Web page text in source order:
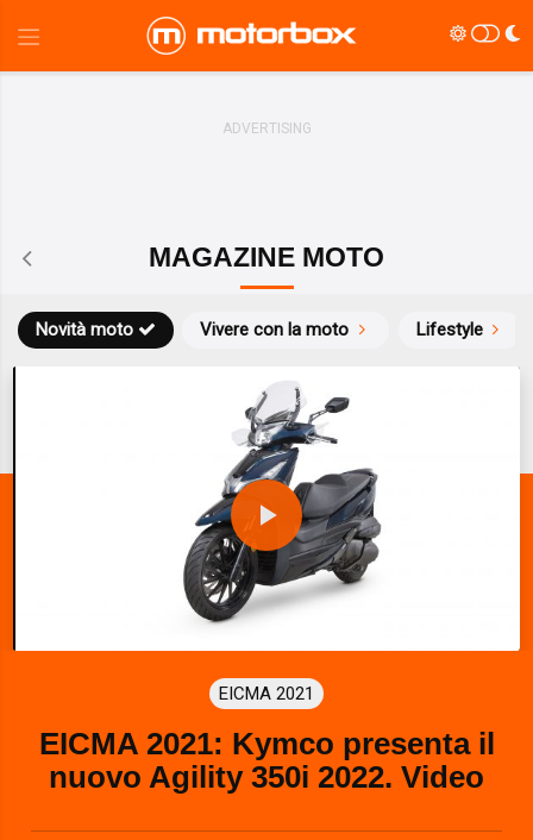
MAGAZINE MOTO
Novità moto Vivere con la moto Lifestyle
P
l
a
y
V
EICMA 2021
EICMA 2021: Kymco presenta il
nuovo Agility 350i 2022. Video